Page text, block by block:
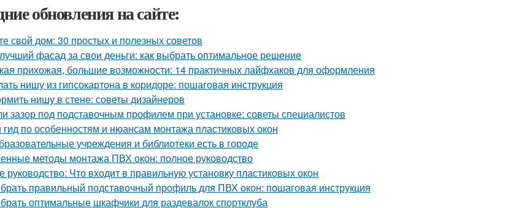
обновления на сайте:
свой дом: 30 простых и полезных советов
фасад за свои деньги: как выбрать оптимальное решение
прихожая, большие возможности: 14 практичных лайфхаков для оформления
нишу из гипсокартона в коридоре: пошаговая инструкция
нишу в стене: советы дизайнеров
зазор под подставочным профилем при установке: советы специалистов
по особенностям и нюансам монтажа пластиковых окон
учреждения и библиотеки есть в городе
методы монтажа ПВХ окон: полное руководство
руководство: Что входит в правильную установку пластиковых окон
правильный подставочный профиль для ПВХ окон: пошаговая инструкция
оптимальные шкафчики для раздевалок спортклуба